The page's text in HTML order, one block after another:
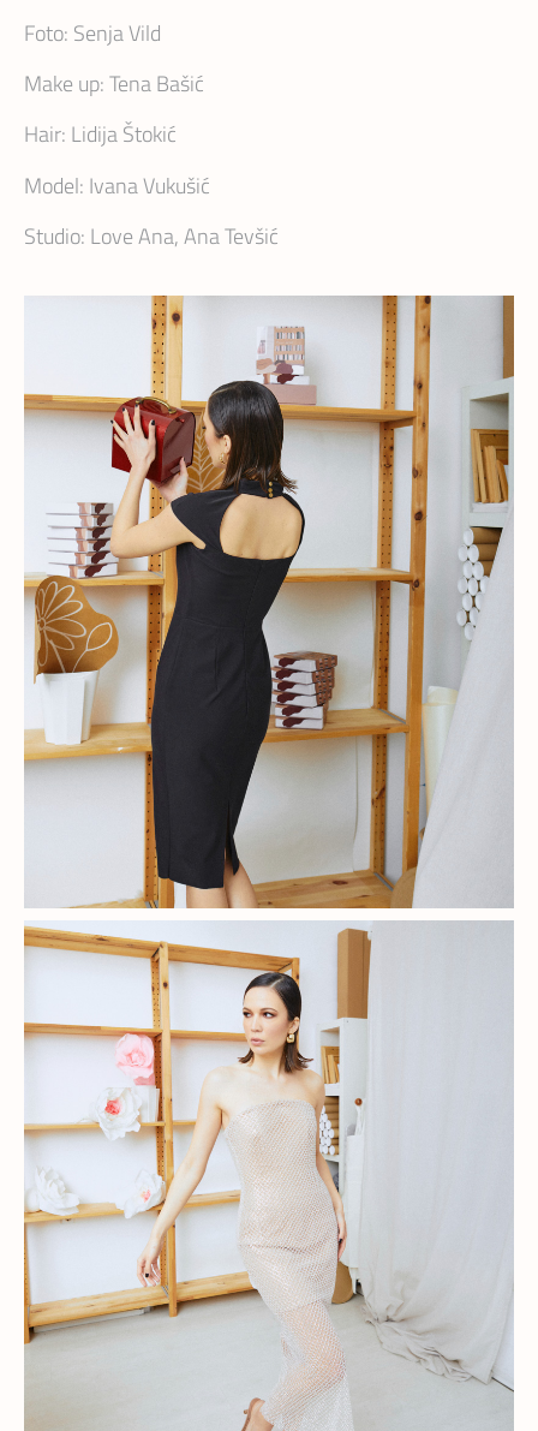
Foto: Senja Vild
Make up: Tena Bašić
Hair: Lidija Štokić
Model: Ivana Vukušić
Studio: Love Ana, Ana Tevšić